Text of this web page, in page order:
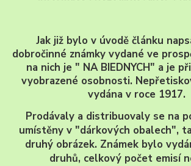
Jak již bylo v úvodě článku
dobročinné známky vydané ve
na nich je " NA BIEDNYCH" a je
vyobrazené osobnosti.
vydána v roce 1917.
Prodávaly a distribuovaly se na
umístěny v "dárkových obalech",
druhý obrázek. Známek bylo
druhů, celkový počet emisí